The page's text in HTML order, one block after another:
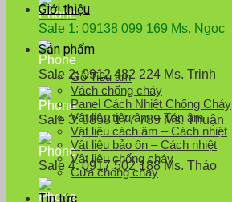
Sale 1: 09138 099 169 Ms. Ngọc
Sale 2: 0912 482 224 Ms. Trinh
Sale 3: 0858 177 789 Ms. Thuận
Sale 4: 0917 502 188 Ms. Thảo
Giới thiệu
Sản phẩm
Gỗ Tiêu âm
Vách chống cháy
Panel Cách Nhiệt Chống Cháy
Vật liệu tiêu âm – Tán âm
Vật liệu cách âm – Cách nhiệt
Vật liệu bảo ôn – Cách nhiệt
Vật liệu chống cháy
Cửa chống cháy
Tin tức